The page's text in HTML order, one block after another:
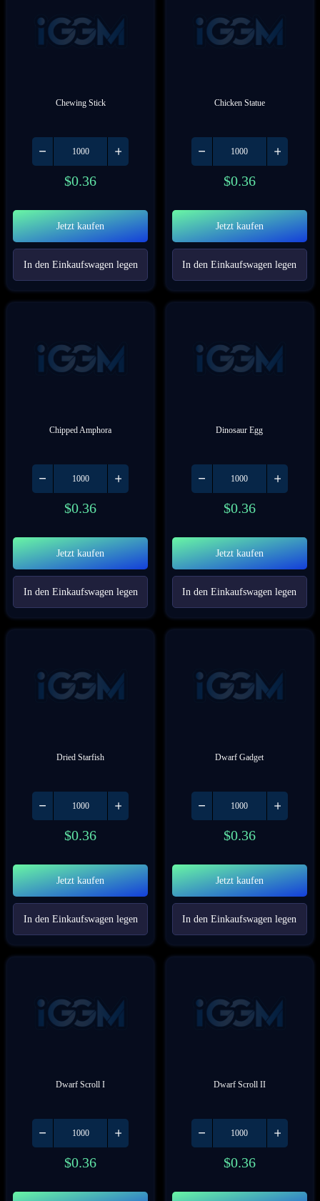
Chewing Stick
$0.36
Jetzt kaufen
In den Einkaufswagen legen
Chicken Statue
$0.36
Jetzt kaufen
In den Einkaufswagen legen
Chipped Amphora
$0.36
Jetzt kaufen
In den Einkaufswagen legen
Dinosaur Egg
$0.36
Jetzt kaufen
In den Einkaufswagen legen
Dried Starfish
$0.36
Jetzt kaufen
In den Einkaufswagen legen
Dwarf Gadget
$0.36
Jetzt kaufen
In den Einkaufswagen legen
Dwarf Scroll I
$0.36
Dwarf Scroll II
$0.36